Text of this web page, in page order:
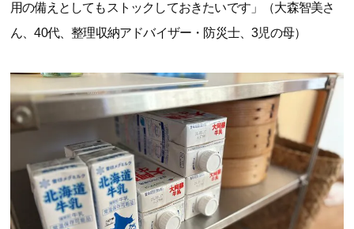
用の備えとしてもストックしておきたいです」（大森智美さ
ん、40代、整理収納アドバイザー・防災士、3児の母）